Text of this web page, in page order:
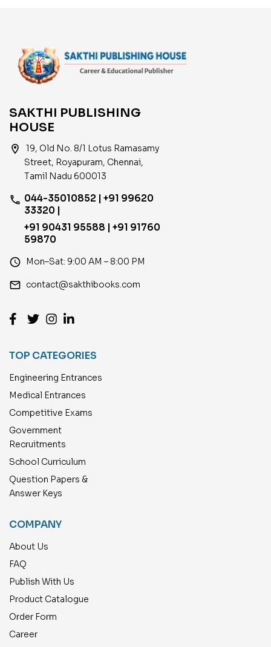
SAKTHI PUBLISHING
HOUSE
location_on
19, Old No. 8/1 Lotus Ramasamy
Street, Royapuram, Chennai,
Tamil Nadu 600013
phone 044-35010852 | +91 99620
33320 |
+91 90431 95588 | +91 91760
59870
access_time Mon–Sat: 9:00 AM – 8:00 PM
email contact@sakthibooks.com
TOP CATEGORIES
Engineering Entrances
Medical Entrances
Competitive Exams
Government
Recruitments
School Curriculum
Question Papers &
Answer Keys
COMPANY
About Us
FAQ
Publish With Us
Product Catalogue
Order Form
Career